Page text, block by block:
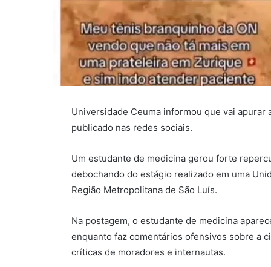
Universidade Ceuma informou que vai
publicado nas redes sociais.
Um estudante de medicina gerou forte
debochando do estágio realizado em uma
Região Metropolitana de São Luís.
Na postagem, o estudante de medicina
enquanto faz comentários ofensivos sobre a
críticas de moradores e internautas.